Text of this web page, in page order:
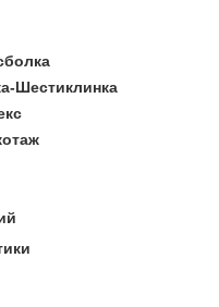
Шестиклинка